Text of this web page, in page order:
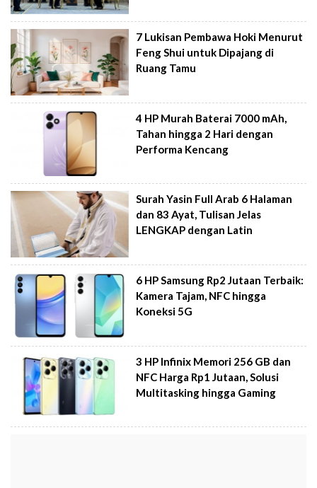
7 Lukisan Pembawa Hoki Menurut
Feng Shui untuk Dipajang di
Ruang Tamu
4 HP Murah Baterai 7000 mAh,
Tahan hingga 2 Hari dengan
Performa Kencang
Surah Yasin Full Arab 6 Halaman
dan 83 Ayat, Tulisan Jelas
LENGKAP dengan Latin
6 HP Samsung Rp2 Jutaan Terbaik:
Kamera Tajam, NFC hingga
Koneksi 5G
3 HP Infinix Memori 256 GB dan
NFC Harga Rp1 Jutaan, Solusi
Multitasking hingga Gaming